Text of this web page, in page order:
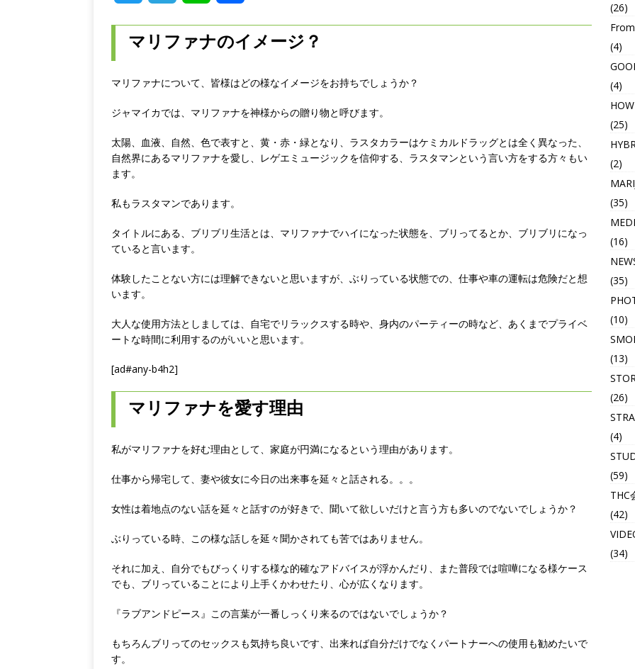
r
l
a
e
マリファナのイメージ？
マリファナについて、皆様はどの様なイメージをお持ちでしょうか？
ジャマイカでは、マリファナを神様からの贈り物と呼びます。
太陽、血液、自然、色で表すと、黄・赤・緑となり、ラスタカラーはケミカルドラッグとは全く異なった、
自然界にあるマリファナを愛し、レゲエミュージックを信仰する、ラスタマンという言い方をする方々もい
ます。
私もラスタマンであります。
タイトルにある、ブリブリ生活とは、マリファナでハイになった状態を、ブリってるとか、ブリブリになっ
ていると言います。
体験したことない方には理解できないと思いますが、ぶりっている状態での、仕事や車の運転は危険だと想
います。
大人な使用方法としましては、自宅でリラックスする時や、身内のパーティーの時など、あくまでプライベ
ートな時間に利用するのがいいと思います。
[ad#any-b4h2]
マリファナを愛す理由
私がマリファナを好む理由として、家庭が円満になるという理由があります。
仕事から帰宅して、妻や彼女に今日の出来事を延々と話される。。。
女性は着地点のない話を延々と話すのが好きで、聞いて欲しいだけと言う方も多いのでないでしょうか？
ぶりっている時、この様な話しを延々聞かされても苦ではありません。
それに加え、自分でもびっくりする様な的確なアドバイスが浮かんだり、また普段では喧嘩になる様ケース
でも、ブリっていることにより上手くかわせたり、心が広くなります。
『ラブアンドピース』この言葉が一番しっくり来るのではないでしょうか？
もちろんブリってのセックスも気持ち良いです、出来れば自分だけでなくパートナーへの使用も勧めたいで
す。
(26)
(4)
(4)
(25)
(2)
(35)
(16)
(35)
(10)
(13)
(26)
(4)
(59)
THC
(42)
(34)